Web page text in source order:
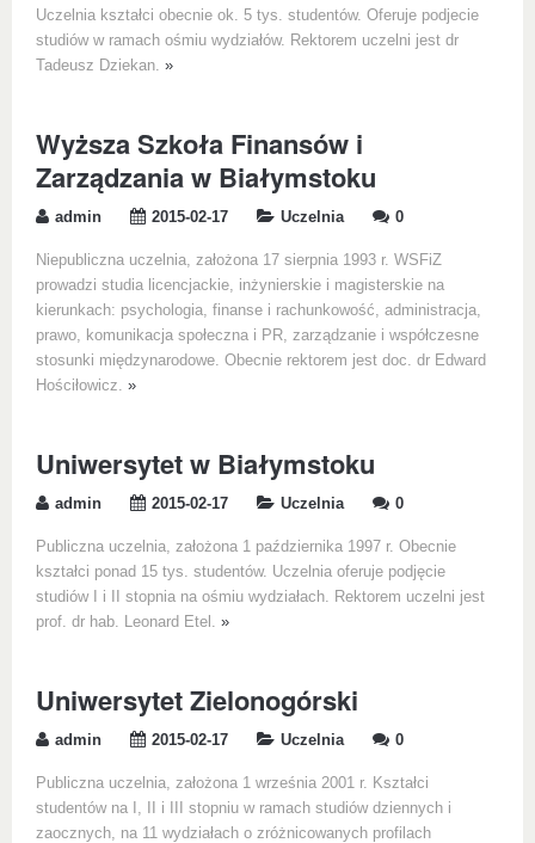
Uczelnia kształci obecnie ok. 5 tys. studentów. Oferuje podjecie
studiów w ramach ośmiu wydziałów. Rektorem uczelni jest dr
Tadeusz Dziekan. »
Wyższa Szkoła Finansów i
Zarządzania w Białymstoku
admin 2015-02-17 Uczelnia 0
Niepubliczna uczelnia, założona 17 sierpnia 1993 r. WSFiZ
prowadzi studia licencjackie, inżynierskie i magisterskie na
kierunkach: psychologia, finanse i rachunkowość, administracja,
prawo, komunikacja społeczna i PR, zarządzanie i współczesne
stosunki międzynarodowe. Obecnie rektorem jest doc. dr Edward
Hościłowicz. »
Uniwersytet w Białymstoku
admin 2015-02-17 Uczelnia 0
Publiczna uczelnia, założona 1 października 1997 r. Obecnie
kształci ponad 15 tys. studentów. Uczelnia oferuje podjęcie
studiów I i II stopnia na ośmiu wydziałach. Rektorem uczelni jest
prof. dr hab. Leonard Etel. »
Uniwersytet Zielonogórski
admin 2015-02-17 Uczelnia 0
Publiczna uczelnia, założona 1 września 2001 r. Kształci
studentów na I, II i III stopniu w ramach studiów dziennych i
zaocznych, na 11 wydziałach o zróżnicowanych profilach